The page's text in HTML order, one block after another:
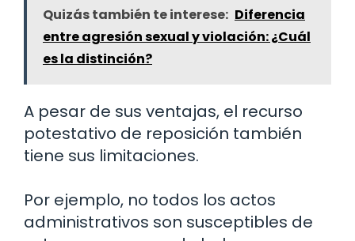
Quizás también te interese: Diferencia
entre agresión sexual y violación: ¿Cuál
es la distinción?
A pesar de sus ventajas, el recurso
potestativo de reposición también
tiene sus limitaciones.
Por ejemplo, no todos los actos
administrativos son susceptibles de